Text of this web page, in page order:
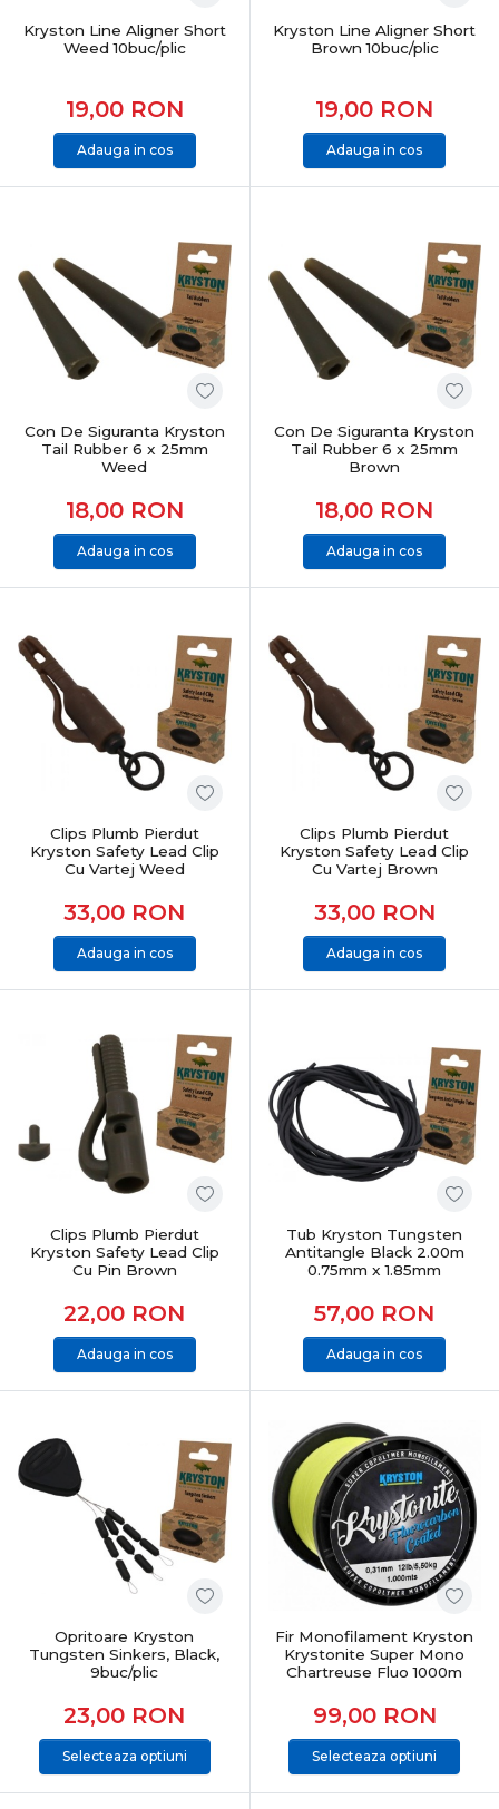
Kryston Line Aligner Short
Weed 10buc/plic
19,00 RON
Adauga in cos
Kryston Line Aligner Short
Brown 10buc/plic
19,00 RON
Adauga in cos
Con De Siguranta Kryston
Tail Rubber 6 x 25mm
Weed
18,00 RON
Adauga in cos
Con De Siguranta Kryston
Tail Rubber 6 x 25mm
Brown
18,00 RON
Adauga in cos
Clips Plumb Pierdut
Kryston Safety Lead Clip
Cu Vartej Weed
33,00 RON
Adauga in cos
Clips Plumb Pierdut
Kryston Safety Lead Clip
Cu Vartej Brown
33,00 RON
Adauga in cos
Clips Plumb Pierdut
Kryston Safety Lead Clip
Cu Pin Brown
22,00 RON
Adauga in cos
Tub Kryston Tungsten
Antitangle Black 2.00m
0.75mm x 1.85mm
57,00 RON
Adauga in cos
Opritoare Kryston
Tungsten Sinkers, Black,
9buc/plic
23,00 RON
Selecteaza optiuni
Fir Monofilament Kryston
Krystonite Super Mono
Chartreuse Fluo 1000m
99,00 RON
Selecteaza optiuni